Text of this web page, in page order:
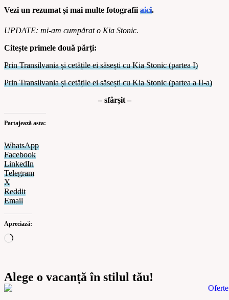
Vezi un rezumat și mai multe fotografii aici.
UPDATE: mi-am cumpărat o Kia Stonic.
Citește primele două părți:
Prin Transilvania și cetățile ei săsești cu Kia Stonic (partea I)
Prin Transilvania și cetățile ei săsești cu Kia Stonic (partea a II-a)
– sfârșit –
Partajează asta:
WhatsApp
Facebook
LinkedIn
Telegram
X
Reddit
Email
Apreciază:
Alege o vacanță în stilul tău!